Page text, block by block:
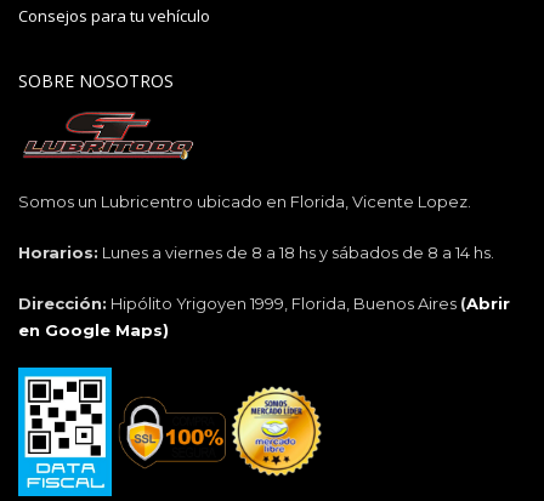
Consejos para tu vehículo
SOBRE NOSOTROS
Somos un Lubricentro ubicado en Florida, Vicente Lopez.
Horarios: Lunes a viernes de 8 a 18 hs y sábados de 8 a 14 hs.
Dirección: Hipólito Yrigoyen 1999, Florida, Buenos Aires (Abrir
en Google Maps)